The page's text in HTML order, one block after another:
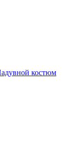
костюм